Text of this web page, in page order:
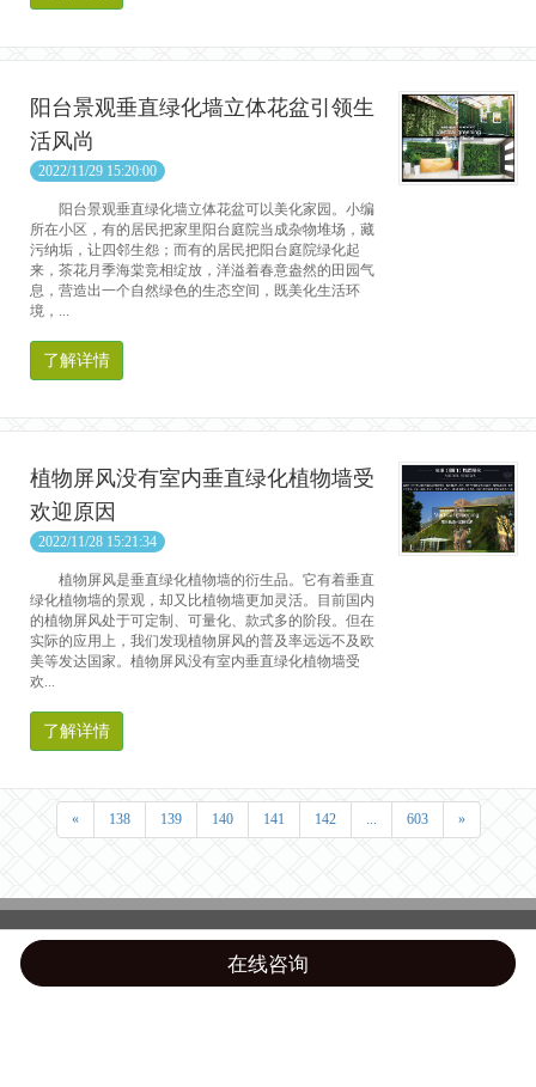
阳台景观垂直绿化墙立体花盆引领生
活风尚
2022/11/29 15:20:00
阳台景观垂直绿化墙立体花盆可以美化家园。小编
所在小区，有的居民把家里阳台庭院当成杂物堆场，藏
污纳垢，让四邻生怨；而有的居民把阳台庭院绿化起
来，茶花月季海棠竞相绽放，洋溢着春意盎然的田园气
息，营造出一个自然绿色的生态空间，既美化生活环
境，...
了解详情
植物屏风没有室内垂直绿化植物墙受
欢迎原因
2022/11/28 15:21:34
植物屏风是垂直绿化植物墙的衍生品。它有着垂直
绿化植物墙的景观，却又比植物墙更加灵活。目前国内
的植物屏风处于可定制、可量化、款式多的阶段。但在
实际的应用上，我们发现植物屏风的普及率远远不及欧
美等发达国家。植物屏风没有室内垂直绿化植物墙受
欢...
了解详情
« 138 139 140 141 142 ... 603 »
Top
在线咨询